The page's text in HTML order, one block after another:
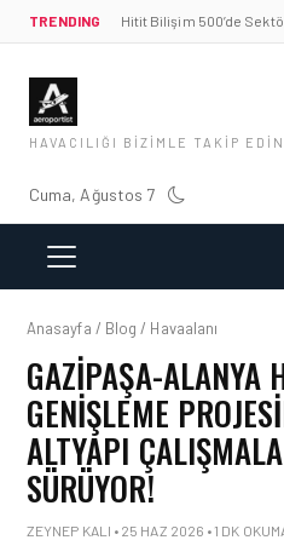
TRENDING Hitit Bilişim 500’de
HAVACILIĞI BIZIMLE TAKIP EDIN
Cuma, Ağustos 7
Anasayfa / Blog / Havaalanı
GAZIPAŞA-ALANYA
GENIŞLEME
ALTYAPI
SÜRÜYOR!
ZEYNEP KALI • 25 HAZ 2026 • 1 DK